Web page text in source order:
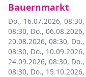
Bauernmarkt
Do., 16.07.2026, 08:30,
08:30, Do.,
20.08.2026, 08:30,
08:30, Do.,
24.09.2026, 08:30,
08:30, Do.,